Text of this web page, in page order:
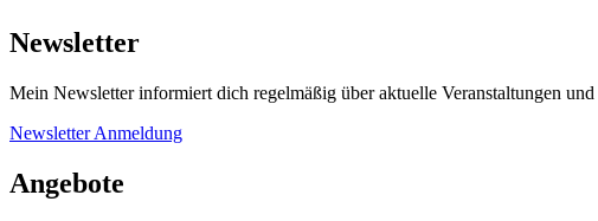
Newsletter
Mein Newsletter informiert dich regelmäßig über aktuelle Veranstaltungen
Newsletter Anmeldung
Angebote